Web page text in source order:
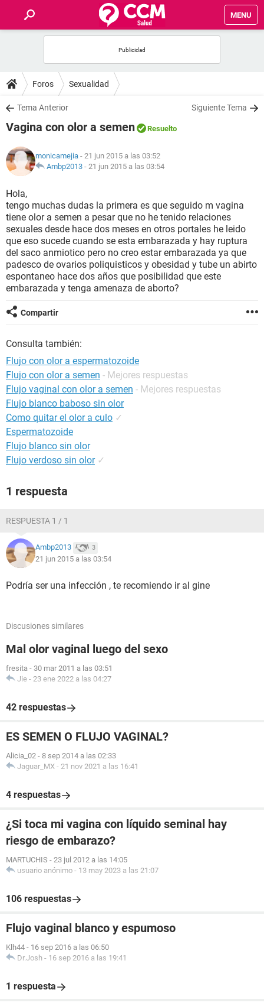
MENU
FOROS
SALUD
FAMILIA
NUTRICIÓN
BIENESTAR
SEXUALIDAD
GLOSARIO
Foros Sexualidad
Tema Anterior Siguiente Tema
Vagina con olor a semen Resuelto
monicamejia - 21 jun 2015 a las 03:52
Ambp2013 - 21 jun 2015 a las 03:54
Hola,
tengo muchas dudas la primera es que seguido m vagina
tiene olor a semen a pesar que no he tenido relaciones
sexuales desde hace dos meses en otros portales he leido
que eso sucede cuando se esta embarazada y hay ruptura
del saco anmiotico pero no creo estar embarazada ya que
padesco de ovarios poliquisticos y obesidad y tube un abirto
espontaneo hace dos años que posibilidad que este
embarazada y tenga amenaza de aborto?
Compartir
Consulta también:
Flujo con olor a espermatozoide
Flujo con olor a semen - Mejores respuestas
Flujo vaginal con olor a semen - Mejores respuestas
Flujo blanco baboso sin olor
Como quitar el olor a culo ✓
Espermatozoide
Flujo blanco sin olor
Flujo verdoso sin olor ✓
1 respuesta
RESPUESTA 1 / 1
Ambp2013 3
21 jun 2015 a las 03:54
Podría ser una infección , te recomiendo ir al gine
Discusiones similares
Mal olor vaginal luego del sexo
fresita - 30 mar 2011 a las 03:51
Jie - 23 ene 2022 a las 04:27
42 respuestas
ES SEMEN O FLUJO VAGINAL?
Alicia_02 - 8 sep 2014 a las 02:33
Jaguar_MX - 21 nov 2021 a las 16:41
4 respuestas
¿Si toca mi vagina con líquido seminal hay
riesgo de embarazo?
MARTUCHIS - 23 jul 2012 a las 14:05
usuario anónimo - 13 may 2023 a las 21:07
106 respuestas
Flujo vaginal blanco y espumoso
Klh44 - 16 sep 2016 a las 06:50
Dr.Josh - 16 sep 2016 a las 19:41
1 respuesta